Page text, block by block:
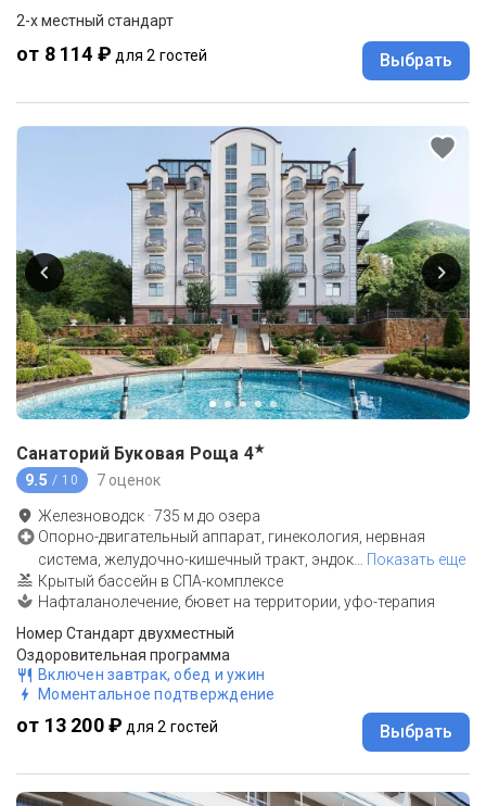
2-x местный стандарт
от 8 114 ₽ для 2 гостей Выбрать
Санаторий Буковая Роща 4★
9.5 / 10 7 оценок
Железноводск ·735 м до озера
Опорно-двигательный аппарат, гинекология, нервная
система, желудочно-кишечный тракт, эндок
Показать еще
Крытый бассейн в СПА-комплексе
Нафталанолечение, бювет на территории, уфо-терапия
Номер Стандарт двухместный
Оздоровительная программа
Включен завтрак, обед и ужин
Моментальное подтверждение
от 13 200 ₽ для 2 гостей Выбрать